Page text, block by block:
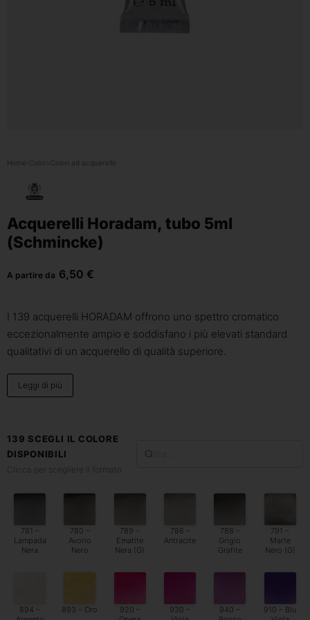
Home Colori Colori ad acquerello
Acquerelli Horadam, tubo 5ml
(Schmincke)
A partire da 6,50 €
I 139 acquerelli HORADAM offrono uno spettro cromatico
eccezionalmente ampio e soddisfano i più elevati standard
qualitativi di un acquerello di qualità superiore.
Leggi di più
139 SCEGLI IL COLORE
DISPONIBILI
Clicca per scegliere il formato
781 –
Lampada
Nera
780 –
Avorio
Nero
789 –
Ematite
Nera (G)
786 –
Antracite
788 –
Grigio
Grafite
791 –
Marte
Nero (G)
894 –
893 – Oro
920 –
930 –
940 –
910 – Blu